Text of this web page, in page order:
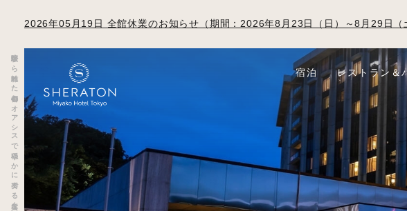
喧騒から離れた都会のオアシスで穏やかに奏でる上質な時間 宿泊 レストラン＆
2026年05月19日 全館休業のお知らせ（期間：2026年8月23日（日）～8月29日